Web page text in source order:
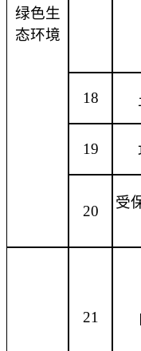
绿色生
态环境
18
19
20
受
21